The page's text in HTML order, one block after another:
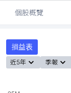
個股概覽
損益表
近5年 季報